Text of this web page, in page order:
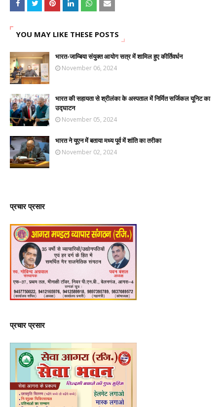
YOU MAY LIKE THESE POSTS
भारत-जाम्बिया संयुक्त आयोग सत्र में शामिल हुए कीर्तिवर्धन
November 06, 2024
भारत की सहायता से श्रीलंका के अस्पताल में निर्मित सर्जिकल यूनिट का
उद्घाटन
November 05, 2024
भारत ने यूएन में बताया मध्य पूर्व में शांति का तरीका
November 02, 2024
प्रचार प्रसार
प्रचार प्रसार